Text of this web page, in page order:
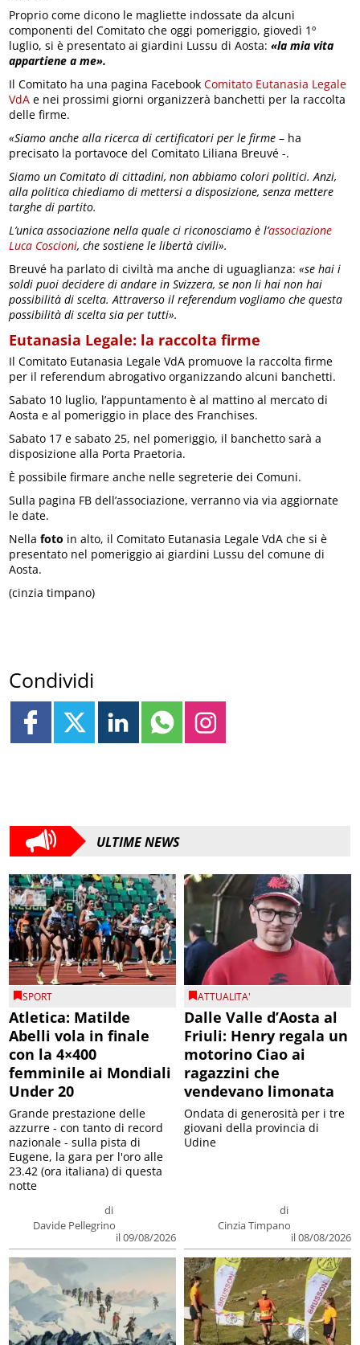
Proprio come dicono le magliette indossate da alcuni
componenti del Comitato che oggi pomeriggio, giovedì 1º
luglio, si è presentato ai giardini Lussu di Aosta: «la mia vita
appartiene a me».
Il Comitato ha una pagina FacebookComitato Eutanasia Legale
VdA e nei prossimi giorni organizzerà banchetti per la raccolta
delle firme.
«Siamo anche alla ricerca di certificatori per le firme – ha
precisato la portavoce del Comitato Liliana Breuvé -.
Siamo un Comitato di cittadini, non abbiamo colori politici. Anzi,
alla politica chiediamo di mettersi a disposizione, senza mettere
targhe di partito.
L’unica associazione nella quale ci riconosciamo è l’associazione
Luca Coscioni, che sostiene le libertà civili».
Breuvé ha parlato di civiltà ma anche di uguaglianza:«se hai i
soldi puoi decidere di andare in Svizzera, se non li hai non hai
possibilità di scelta. Attraverso il referendum vogliamo che questa
possibilità di scelta sia per tutti».
Eutanasia Legale: la raccolta firme
Il Comitato Eutanasia Legale VdA promuove la raccolta firme
per il referendum abrogativo organizzando alcuni banchetti.
Sabato 10 luglio, l’appuntamento è al mattino al mercato di
Aosta e al pomeriggio in place des Franchises.
Sabato 17 e sabato 25, nel pomeriggio, il banchetto sarà a
disposizione alla Porta Praetoria.
È possibile firmare anche nelle segreterie dei Comuni.
Sulla pagina FB dell’associazione, verranno via via aggiornate
le date.
Nella foto in alto, il Comitato Eutanasia Legale VdA che si è
presentato nel pomeriggio ai giardini Lussu del comune di
Aosta.
(cinzia timpano)
Condividi
ULTIME NEWS
SPORT
Atletica: Matilde
Abelli vola in finale
con la 4×400
femminile ai Mondiali
Under 20
di
Davide Pellegrino
il 09/08/2026
Grande prestazione delle
azzurre - con tanto di record
nazionale - sulla pista di
Eugene, la gara per l'oro alle
23.42 (ora italiana) di questa
notte
ATTUALITA'
Dalle Valle d’Aosta al
Friuli: Henry regala un
motorino Ciao ai
ragazzini che
vendevano limonata
di
Cinzia Timpano
il 08/08/2026
Ondata di generosità per i tre
giovani della provincia di
Udine